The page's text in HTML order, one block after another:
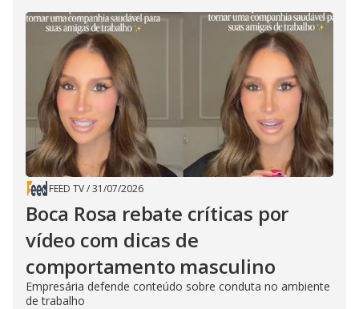
FEED TV/31/07/2026
Boca Rosa rebate críticas por
vídeo com dicas de
comportamento masculino
Empresária defende conteúdo sobre conduta no ambiente
de trabalho